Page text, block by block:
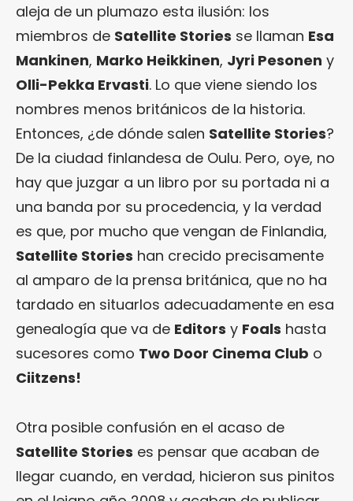
aleja de un plumazo esta ilusión: los
miembros de Satellite Stories se llaman Esa
Mankinen, Marko Heikkinen, Jyri Pesonen y
Olli-Pekka Ervasti. Lo que viene siendo los
nombres menos británicos de la historia.
Entonces, ¿de dónde salen Satellite Stories?
De la ciudad finlandesa de Oulu. Pero, oye, no
hay que juzgar a un libro por su portada ni a
una banda por su procedencia, y la verdad
es que, por mucho que vengan de Finlandia,
Satellite Stories han crecido precisamente
al amparo de la prensa británica, que no ha
tardado en situarlos adecuadamente en esa
genealogía que va de Editors y Foals hasta
sucesores como Two Door Cinema Club o
Ciitzens!
Otra posible confusión en el acaso de
Satellite Stories es pensar que acaban de
llegar cuando, en verdad, hicieron sus pinitos